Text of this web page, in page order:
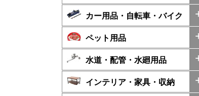
カー用品・自転車・バイク
ペット用品
水道・配管・水廻用品
インテリア・家具・収納